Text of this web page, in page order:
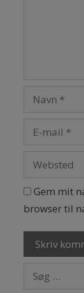
Gem mit
browser til
Søg efter: